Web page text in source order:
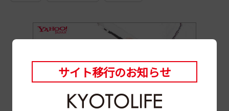
サイト移行のお知らせ